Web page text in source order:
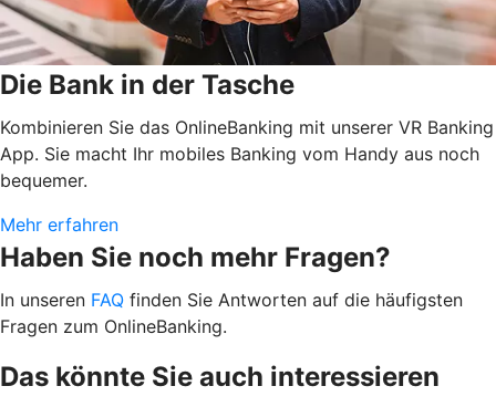
Die Bank in der Tasche
Kombinieren Sie das OnlineBanking mit unserer VR Banking
App. Sie macht Ihr mobiles Banking vom Handy aus noch
bequemer.
Mehr erfahren
Haben Sie noch mehr Fragen?
In unseren FAQ finden Sie Antworten auf die häufigsten
Fragen zum OnlineBanking.
Das könnte Sie auch interessieren